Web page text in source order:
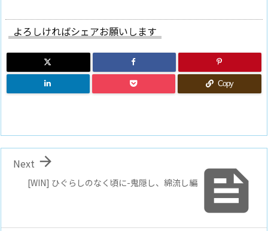
よろしければシェアお願いします
Copy

[WIN] ひぐらしのなく頃に-鬼隠し、綿流し編

Next